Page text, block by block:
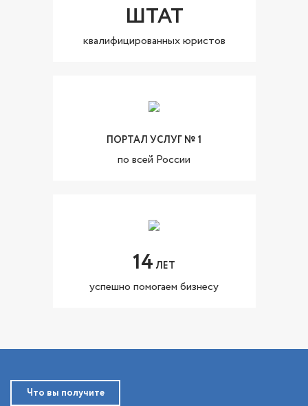
ШТАТ
квалифицированных юристов
ПОРТАЛ УСЛУГ № 1
по всей России
14 ЛЕТ
успешно помогаем бизнесу
Что вы получите